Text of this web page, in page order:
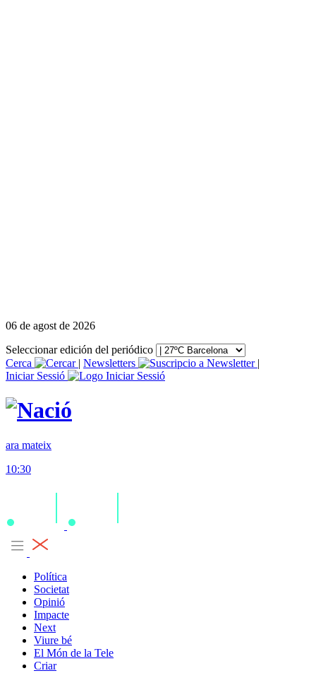
06 de agost de 2026
Seleccionar edición del periódico
Cerca
| Newsletters
|
Iniciar Sessió
ara mateix
10:30
Política
Societat
Opinió
Impacte
Next
Viure bé
El Món de la Tele
Criar